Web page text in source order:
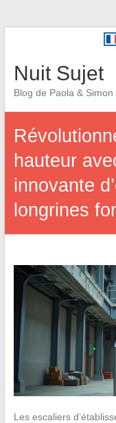
Nuit Sujet
Blog de Paola & Simon
hauteur
innovante
longrines
Les escaliers